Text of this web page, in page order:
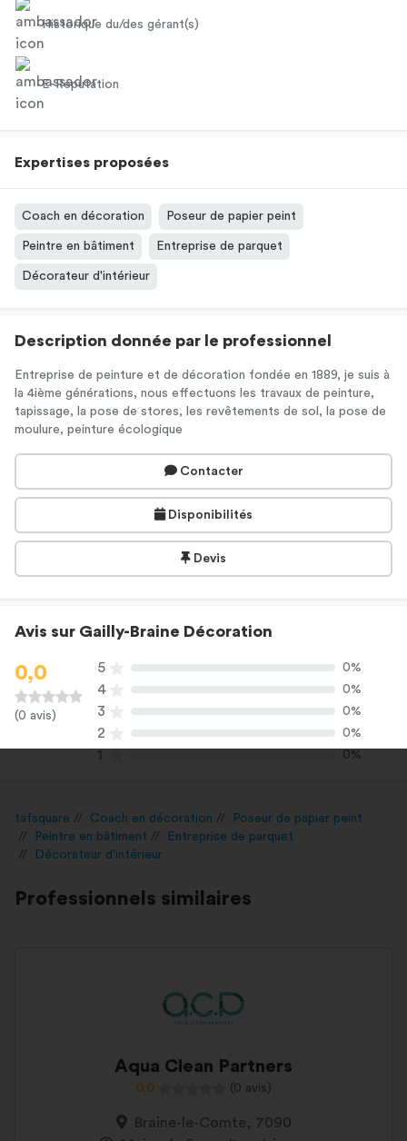
Historique du/des gérant(s)
E-Réputation
Expertises proposées
Coach en décoration Poseur de papier peint
Peintre en bâtiment Entreprise de parquet
Décorateur d'intérieur
Description donnée par le professionnel
Entreprise de peinture et de décoration fondée en 1889, je suis à
la 4ième générations, nous effectuons les travaux de peinture,
tapissage, la pose de stores, les revêtements de sol, la pose de
moulure, peinture écologique
Contacter
Disponibilités
Devis
Avis sur Gailly-Braine Décoration
0,0
(0 avis)
5 0%
4 0%
3 0%
2 0%
1 0%
tafsquare Coach en décoration
Poseur de papier peint
Peintre en bâtiment
Entreprise de parquet
Décorateur d'intérieur
Professionnels similaires
Aqua Clean Partners
0,0 (0 avis)
Braine-le-Comte, 7090